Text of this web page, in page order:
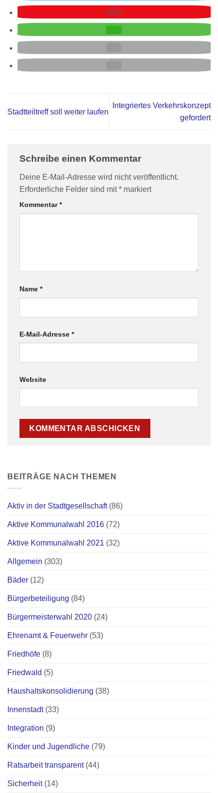
Stadtteiltreff soll weiter laufen
Integriertes Verkehrskonzept
gefordert
Schreibe einen Kommentar
Deine E-Mail-Adresse wird nicht veröffentlicht.
Erforderliche Felder sind mit* markiert
Kommentar*
Name *
E-Mail-Adresse *
Website
BEITRÄGE NACH THEMEN
Aktiv in der Stadtgesellschaft(86)
Aktive Kommunalwahl 2016 (72)
Aktive Kommunalwahl 2021 (32)
Allgemein (303)
Bäder (12)
Bürgerbeteiligung (84)
Bürgermeisterwahl 2020 (24)
Ehrenamt & Feuerwehr (53)
Friedhöfe (8)
Friedwald (5)
Haushaltskonsolidierung (38)
Innenstadt(33)
Integration (9)
Kinder und Jugendliche (79)
Ratsarbeit transparent(44)
Sicherheit(14)